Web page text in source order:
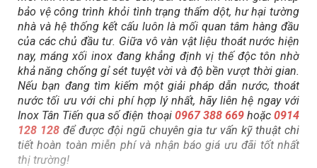
bảo vệ công trình khỏi tình trạng thấm dột, hư hại tường
nhà và hệ thống kết cấu luôn là mối quan tâm hàng đầu
của các chủ đầu tư. Giữa vô vàn vật liệu thoát nước hiện
nay, máng xối inox đang khẳng định vị thế độc tôn nhờ
khả năng chống gỉ sét tuyệt vời và độ bền vượt thời gian.
Nếu bạn đang tìm kiếm một giải pháp dẫn nước, thoát
nước tối ưu với chi phí hợp lý nhất, hãy liên hệ ngay với
Inox Tân Tiến qua số điện thoại 0967 388 669hoặc0914
128 128để được đội ngũ chuyên gia tư vấn kỹ thuật chi
tiết hoàn toàn miễn phí và nhận báo giá ưu đãi tốt nhất
thị trường!